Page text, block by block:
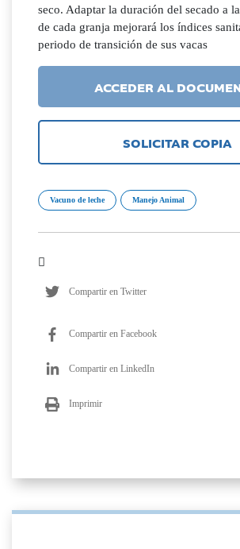
seco. Adaptar la duración del secado a
de cada granja mejorará los índices
periodo de transición de sus vacas
ACCEDER AL
SOLICITAR COPIA
Vacuno de leche Manejo Animal
Compartir en Twitter
Compartir en Facebook
Compartir en LinkedIn
Imprimir